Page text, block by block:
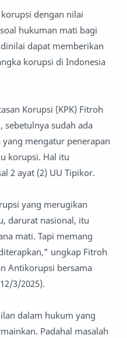
dengan nilai
hukuman mati bagi
dapat memberikan
korupsi di Indonesia
Korupsi (KPK) Fitroh
sebetulnya sudah ada
mengatur penerapan
korupsi. Hal itu
2 ayat (2) UU Tipikor.
yang merugikan
darurat nasional, itu
mati. Tapi memang
ungkap Fitroh
Antikorupsi bersama
3/2025).
dalam hukum yang
Padahal masalah